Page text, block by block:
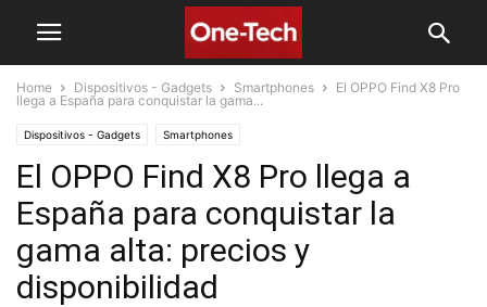
Home Dispositivos - Gadgets Smartphones
El OPPO Find X8 Pro
llega a España para conquistar la gama...
Dispositivos - Gadgets Smartphones
El OPPO Find X8 Pro llega a
España para conquistar la
gama alta: precios y
disponibilidad